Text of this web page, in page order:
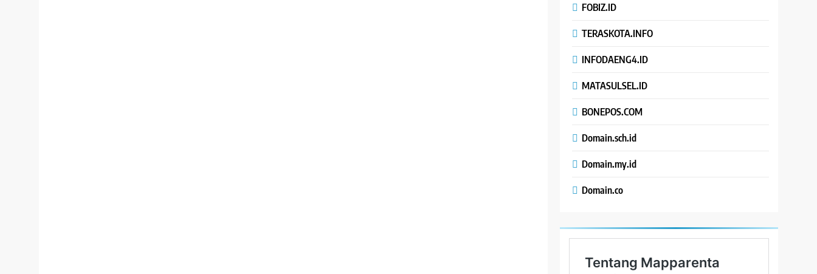
FOBIZ.ID
TERASKOTA.INFO
INFODAENG4.ID
MATASULSEL.ID
BONEPOS.COM
Domain.sch.id
Domain.my.id
Domain.co